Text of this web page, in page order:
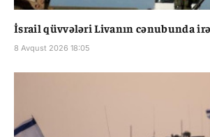
İsrail qüvvələri Livanın cənubunda
8 Avqust 2026 18:05